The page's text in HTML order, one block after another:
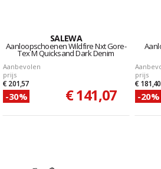
SALEWA
Aanloopschoenen Wildfire Nxt Gore-
Tex M Quicksand Dark Denim
Aanbevolen
prijs
€ 201,57
-30% € 141,07
prijs
€ 181,40
-20%